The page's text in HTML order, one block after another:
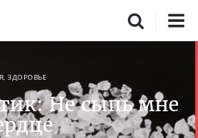
ЗДОРОВЬЕ
Не сыпь мне